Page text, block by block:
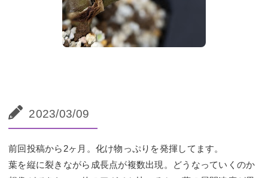
2023/03/09
前回投稿から2ヶ月。化け物っぷりを発揮してます。
葉を縦に裂きながら成長点が複数出現。どうなっていくのか